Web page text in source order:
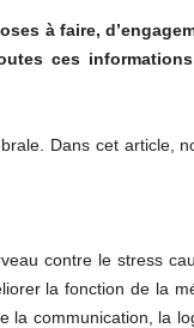
à faire,
ces
Dans cet article,
contre le stress
la fonction de la
la communication, la